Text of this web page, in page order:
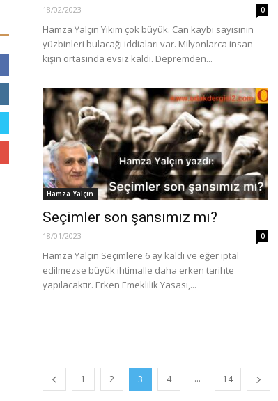
18/02/2023 0
Hamza Yalçın Yıkım çok büyük. Can kaybı sayısının
yüzbinleri bulacağı iddiaları var. Milyonlarca insan
kışın ortasında evsiz kaldı. Depremden...
Hamza Yalçın
Seçimler son şansımız mı?
18/01/2023 0
Hamza Yalçın Seçimlere 6 ay kaldı ve eğer iptal
edilmezse büyük ihtimalle daha erken tarihte
yapılacaktır. Erken Emeklilik Yasası,...
1 2 3 4 ... 14